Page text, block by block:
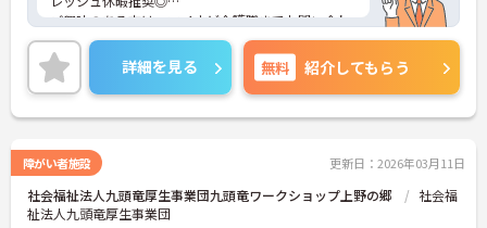
ご興味のある方は、マイナビ介護職までお問い合わ
せください。
詳細を見る 無料 紹介してもらう
障がい者施設 更新日：2026年03月11日
社会福祉法人九頭竜厚生事業団九頭竜ワークショップ上野の郷
社会福
祉法人九頭竜厚生事業団